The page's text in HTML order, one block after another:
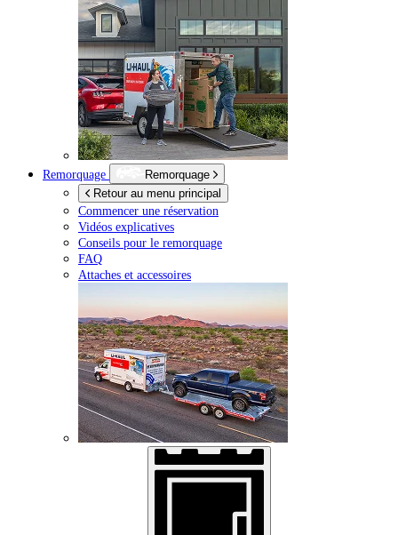
Remorquage
Remorquage
Retour au menu principal
Commencer une réservation
Vidéos explicatives
Conseils pour le remorquage
FAQ
Attaches et accessoires